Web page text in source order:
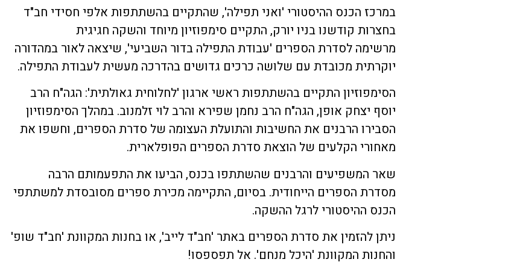
במרכז הכנס ההיסטורי 'ואני תפילה', שהתקיים בהשתתפות אלפי חסידי חב"ד
בחצרות קודשנו בניו יורק, התקיים סימפוזיון מיוחד והשקה חגיגית
מרשימה לסדרת הספרים 'עבודת התפילה בדור השביעי', שיצאה לאור במהדורה
יוקרתית מכובדת עם שלושה כרכים גדושים בהדרכה מעשית לעבודת התפילה.
הסימפוזיון התקיים בהשתתפות ראשי ארגון 'לחלוחית גאולתית': הגה"ח הרב
יוסף יצחק אופן, הגה"ח הרב נחמן שפירא והרב לוי זלמנוב. במהלך הסימפוזיון
הסבירו הרבנים את החשיבות והתועלת העצומה של סדרת הספרים, וחשפו את
מאחורי הקלעים של הוצאת סדרת הספרים הפופלארית.
שאר המשפיעים והרבנים שהשתתפו בכנס, הביעו את התפעמותם הרבה
מסדרת הספרים הייחודית. בסיום, התקיימה מכירת ספרים מסובסדת למשתתפי
הכנס ההיסטורי לרגל ההשקה.
ניתן להזמין את סדרת הספרים באתר 'חב"ד לייב', או בחנות המקוונת 'חב"ד שופ'
והחנות המקוונת 'היכל מנחם'. אל תפספסו!